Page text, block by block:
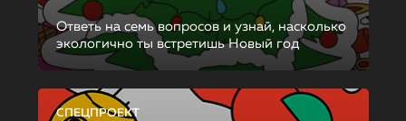
Ответь на семь вопросов и узнай, насколько
экологично ты встретишь Новый год
СПЕЦПРОЕКТ